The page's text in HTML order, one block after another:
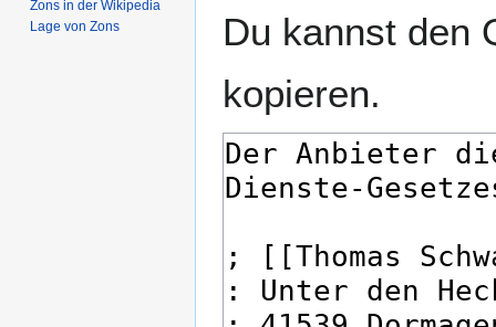
Du kannst den
kopieren.
Zons in der Wikipedia
Lage von Zons